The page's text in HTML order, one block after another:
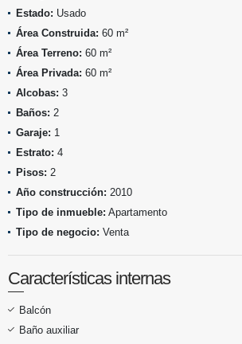
Estado: Usado
Área Construida: 60 m²
Área Terreno: 60 m²
Área Privada: 60 m²
Alcobas: 3
Baños: 2
Garaje: 1
Estrato: 4
Pisos: 2
Año construcción: 2010
Tipo de inmueble: Apartamento
Tipo de negocio: Venta
Características internas
Balcón
Baño auxiliar